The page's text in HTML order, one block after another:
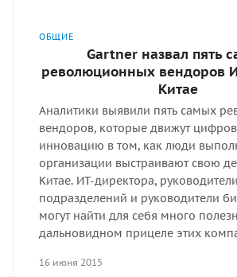
ОБЩИЕ
Gartner назвал пять
революционных вендоров
Китае
Аналитики выявили пять самых
вендоров, которые движут
инновацию в том, как люди
организации выстраивают свою
Китае. ИТ-директора,
подразделений и руководители
могут найти для себя много
дальновидном прицеле этих
16 июня 2015